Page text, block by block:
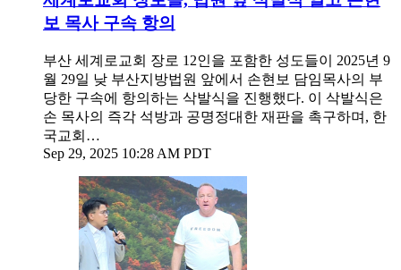
보 목사 구속 항의
부산 세계로교회 장로 12인을 포함한 성도들이 2025년 9
월 29일 낮 부산지방법원 앞에서 손현보 담임목사의 부
당한 구속에 항의하는 삭발식을 진행했다. 이 삭발식은
손 목사의 즉각 석방과 공명정대한 재판을 촉구하며, 한
국교회…
Sep 29, 2025 10:28 AM PDT